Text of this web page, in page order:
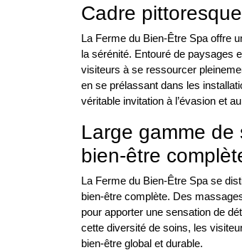
Cadre
La Ferme du Bien-Être Spa offre
la sérénité. Entouré de paysages
visiteurs à se ressourcer
en se prélassant dans les
véritable invitation à l’évasion et
Large gamme
bien-être
La Ferme du Bien-Être Spa se
bien-être complète. Des
pour apporter une sensation de
cette diversité de soins, les
bien-être global et durable.